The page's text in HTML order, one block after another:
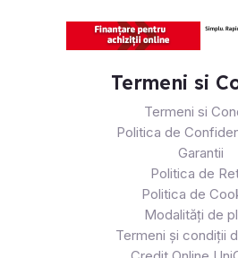
Termeni si
Termeni si
Politica de
Garantii
Politica de
Politica de
Modalități de
Termeni și condiții